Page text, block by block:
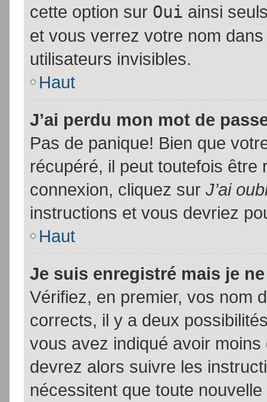
cette option sur Oui ainsi
et vous verrez votre nom
utilisateurs invisibles.
Haut
J’ai perdu mon mot de
Pas de panique! Bien que
récupéré, il peut toutefois être
connexion, cliquez sur J’ai
instructions et vous devriez
Haut
Je suis enregistré mais je
Vérifiez, en premier, vos nom
corrects, il y a deux
vous avez indiqué avoir
devrez alors suivre les
nécessitent que toute